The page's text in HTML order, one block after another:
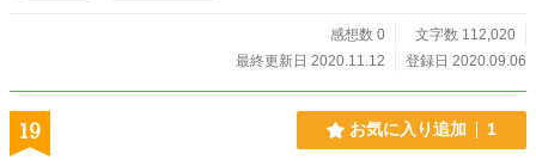
感想数 0
文字数 112,020
最終更新日 2020.11.12
登録日 2020.09.06
19 お気に入り追加 1